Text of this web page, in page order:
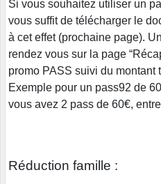
Si vous souhaitez utiliser un
vous suffit de télécharger le
à cet effet (prochaine page).
rendez vous sur la page
promo PASS suivi du montant
Exemple pour un pass92 de
vous avez 2 pass de 60€,
Réduction famille :